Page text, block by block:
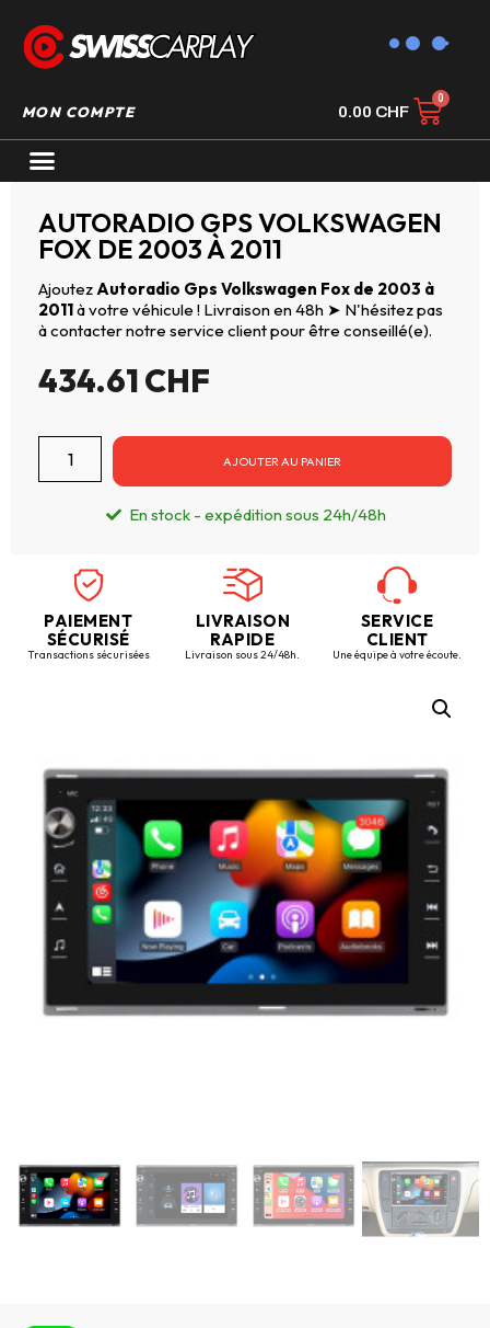
MON COMPTE 0.00 CHF
AUTORADIO GPS VOLKSWAGEN
FOX DE 2003 À 2011
Ajoutez Autoradio Gps Volkswagen Fox de 2003 à
2011à votre véhicule ! Livraison en 48h ➤ N'hésitez pas
à contacter notre service client pour être conseillé(e).
434.61CHF
AJOUTER AU PANIER
En stock - expédition sous 24h/48h
PAIEMENT
SÉCURISÉ
Transactions sécurisées
LIVRAISON
RAPIDE
Livraison sous 24/48h.
SERVICE
CLIENT
Une équipe à votre écoute.